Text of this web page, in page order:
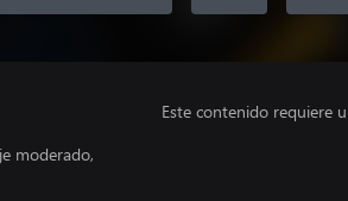
moderado,
Este contenido requiere